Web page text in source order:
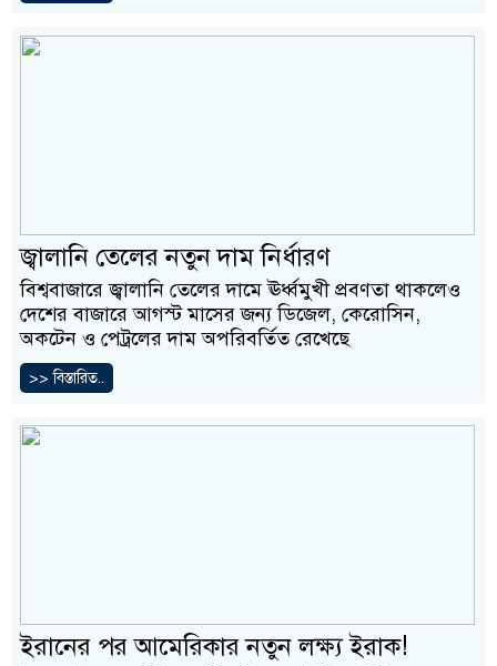
জ্বালানি তেলের নতুন দাম নির্ধারণ
বিশ্ববাজারে জ্বালানি তেলের দামে ঊর্ধ্বমুখী প্রবণতা থাকলেও
দেশের বাজারে আগস্ট মাসের জন্য ডিজেল, কেরোসিন,
অকটেন ও পেট্রলের দাম অপরিবর্তিত রেখেছে
>> বিস্তারিত..
ইরানের পর আমেরিকার নতুন লক্ষ্য ইরাক!